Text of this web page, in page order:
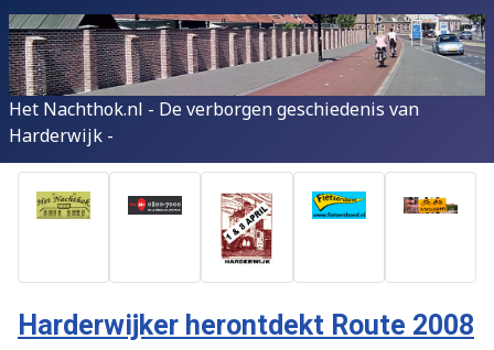
Het Nachthok.nl - De verborgen geschiedenis van
Harderwijk -
Harderwijker herontdekt Route 2008